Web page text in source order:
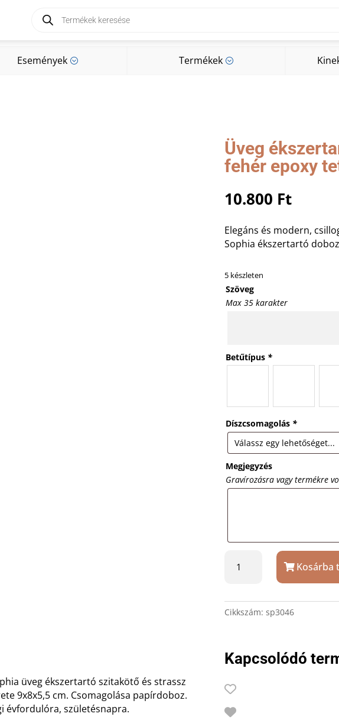
search
Események ; Termékek ;
Események
Üveg
fehér epoxy
10.800 Ft
Elegáns és modern,
Sophia ékszertartó
5 készleten
Szöveg
Max 35 karakter
Betűtípus *
Díszcsomagolás *
Megjegyzés
Gravírozásra vagy termékre
ékszertartó
fehér
mennyiség
Kosárba
Cikkszám: sp3046
üveg ékszertartó szitakötő és strassz
9x8x5,5 cm. Csomagolása papírdoboz.
évfordulóra, születésnapra.
Kapcsolódó